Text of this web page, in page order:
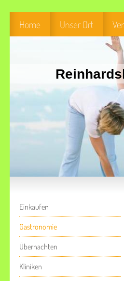
Home Unser Ort
Einkaufen
Gastronomie
Übernachten
Kliniken